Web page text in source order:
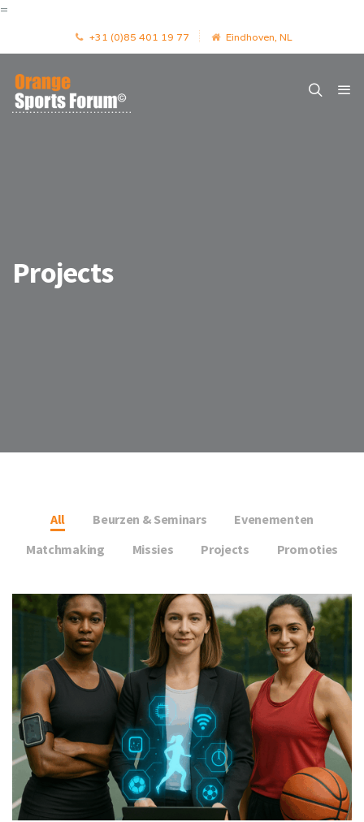
=
+31 (0)85 401 19 77 Eindhoven, NL
Projects
All Beurzen & Seminars
Evenementen
Matchmaking
Missies Projects Promoties